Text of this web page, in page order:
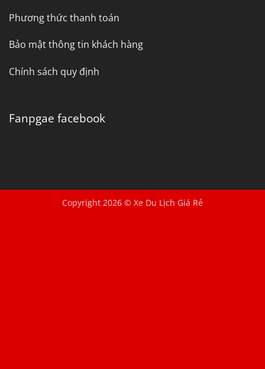
Phương thức thanh toán
Bảo mật thông tin khách hàng
Chính sách quy định
Fanpgae facebook
Copyright 2026 © Xe Du Lịch Giá Rẻ